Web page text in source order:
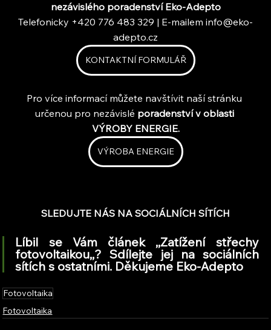
nezávislého poradenství Eko-Adepto
Telefonicky +420 776 483 329 | E-mailem info@eko-
adepto.cz
KONTAKTNÍ FORMULÁŘ
Pro více informací můžete navštívit naší stránku
určenou pro nezávislé poradenství v oblasti
VÝROBY ENERGIE.
VÝROBA ENERGIE
SLEDUJTE NÁS NA SOCIÁLNÍCH SÍTÍCH
Líbil se Vám článek ,,Zatížení střechy
fotovoltaikou,,? Sdílejte jej na sociálních
sítích s ostatními. Děkujeme Eko-Adepto
Fotovoltaika
Fotovoltaika